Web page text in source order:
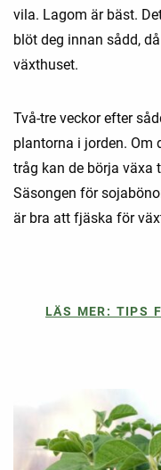
vila. Lagom är bäst.
blöt deg innan sådd,
växthuset.
Två-tre veckor efter
plantorna i jorden. Om
tråg kan de börja växa
Säsongen för
är bra att fjäska för
LÄS MER: TIPS